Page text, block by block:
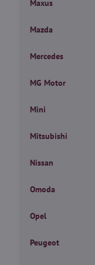
Maxus
Mazda
Mercedes
MG Motor
Mini
Mitsubishi
Nissan
Omoda
Opel
Peugeot